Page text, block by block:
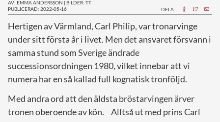
AV: EMMA ANDERSSON | BILDER: TT
PUBLICERAD: 2022-05-16
DELA:
Hertigen av Värmland, Carl Philip, var tronarvinge
under sitt första år i livet. Men det ansvaret försvann i
samma stund som Sverige ändrade
successionsordningen 1980, vilket innebar att vi
numera har en så kallad full kognatisk tronföljd.
Med andra ord att den äldsta bröstarvingen ärver
tronen oberoende av kön. Alltså ut med prins Carl